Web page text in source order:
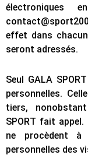
électroniques
effet dans
seront adressés.
Seul GALA
personnelles.
tiers,
SPORT fait
ne procèdent à
personnelles des